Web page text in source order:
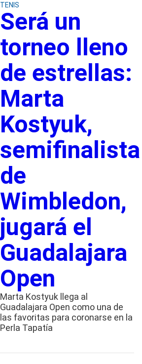
TENIS
Será un
torneo lleno
de estrellas:
Marta
Kostyuk,
semifinalista
de
Wimbledon,
jugará el
Guadalajara
Open
Marta Kostyuk llega al
Guadalajara Open como una de
las favoritas para coronarse en la
Perla Tapatía